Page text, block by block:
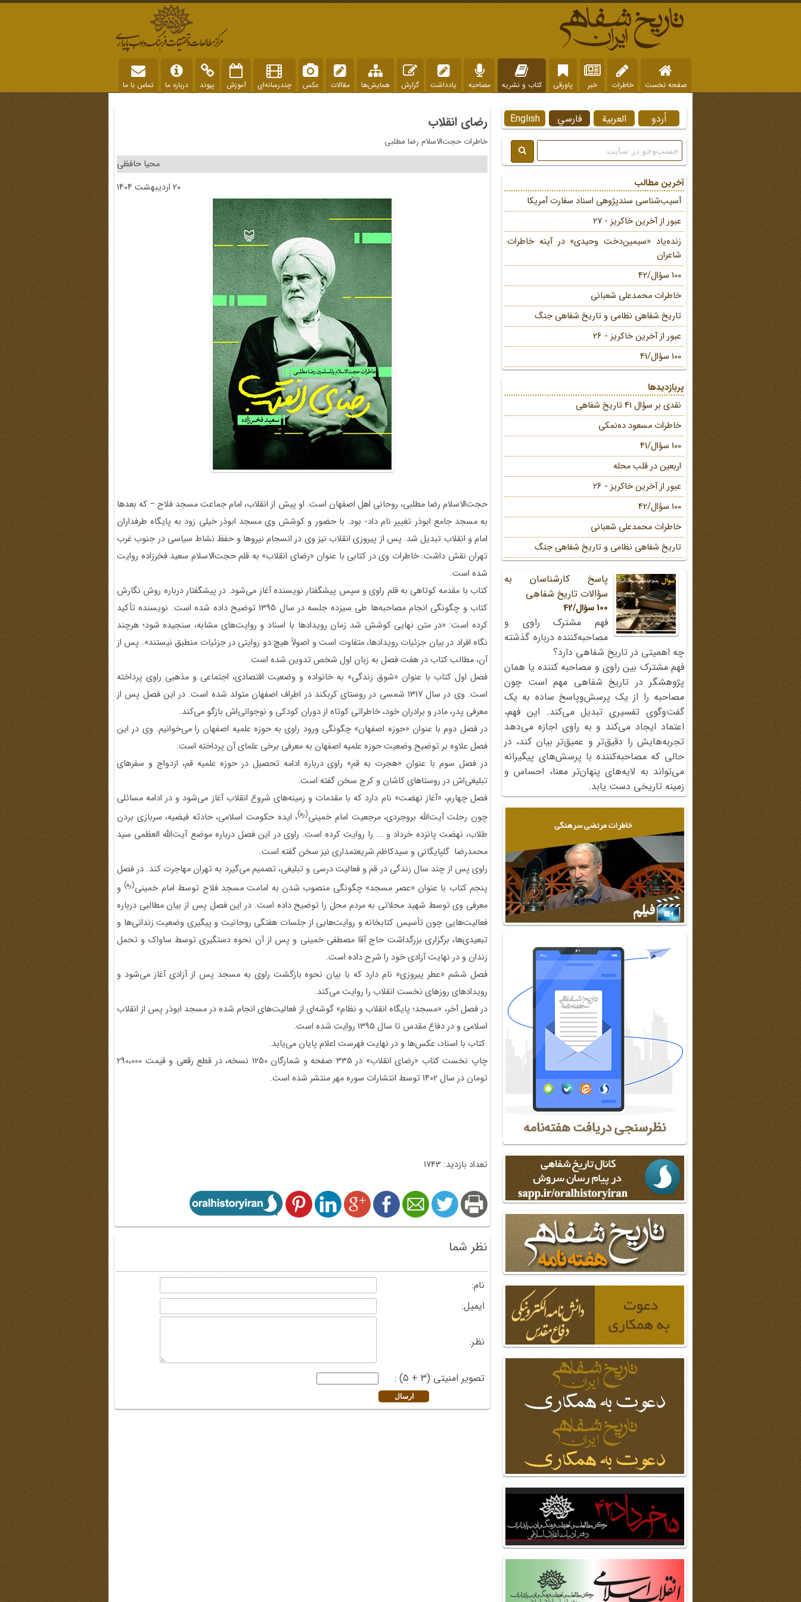
صفحه نخست خاطرات خبر پاورقی کتاب و نشریه مصاحبه یادداشت گزارش همایش‌ها مقالات عکس چندرسانه‌ای آموزش پیوند درباره ما تماس با ما
رضای انقلاب
خاطرات حجت‌الاسلام رضا مطلبی
محیا حافظی
20 اردیبهشت 1404
حجت‌الاسلام رضا مطلبی، روحانی اهل اصفهان است. او پیش از انقلاب، امام جماعت مسجد فلاح – که بعدها
به مسجد جامع ابوذر تغییر نام داد- بود. با حضور و کوشش وی مسجد ابوذر خیلی زود به پایگاه طرفداران
امام و انقلاب تبدیل شد. پس از پیروزی انقلاب نیز وی در انسجام نیروها و حفظ نشاط سیاسی در جنوب غرب
تهران نقش داشت. خاطرات وی در کتابی با عنوان «رضای انقلاب» به قلم حجت‌الاسلام سعید فخرزاده روایت
شده است.
کتاب با مقدمه کوتاهی به قلم راوی و سپس پیشگفتار نویسنده آغاز می‌شود. در پیشگفتار درباره روش نگارش
کتاب و چگونگی انجام مصاحبه‌ها طی سیزده جلسه در سال 1395 توضیح داده شده است. نویسنده تأکید
کرده است: «در متن نهایی کوشش شد زمان رویدادها با اسناد و روایت‌های مشابه، سنجیده شود؛ هرچند
نگاه افراد در بیان جزئیات رویدادها، متفاوت است و اصولاً هیچ دو روایتی در جزئیات منطبق نیستند». پس از
آن، مطالب کتاب در هفت فصل به زبان اول شخص تدوین شده است.
فصل اول کتاب با عنوان «شوق زندگی» به خانواده و وضعیت اقتصادی، اجتماعی و مذهبی راوی پرداخته
است. وی در سال 1317 شمسی در روستای کربکند در اطراف اصفهان متولد شده است. در این فصل پس از
معرفی پدر، مادر و برادران خود، خاطراتی کوتاه از دوران کودکی و نوجوانی‌اش بازگو می‌کند.
در فصل دوم با عنوان «حوزه اصفهان» چگونگی ورود راوی به حوزه علمیه اصفهان را می‌خوانیم. وی در این
فصل علاوه بر توضیح وضعیت حوزه علمیه اصفهان به معرفی برخی علمای آن پرداخته است.
در فصل سوم با عنوان «هجرت به قم» راوی درباره ادامه تحصیل در حوزه علمیه قم، ازدواج و سفرهای
تبلیغی‌اش در روستاهای کاشان و کرج سخن گفته است.
فصل چهارم، «آغاز نهضت» نام دارد که با مقدمات و زمینه‌های شروع انقلاب آغاز می‌شود و در ادامه مسائلی
چون رحلت آیت‌الله بروجردی، مرجعیت امام خمینی(ره)، ایده حکومت اسلامی، حادثه فیضیه، سربازی بردن
طلاب، نهضت پانزده خرداد و ... را روایت کرده است. راوی در این فصل درباره موضع آیت‌الله العظمی سید
محمدرضا گلپایگانی و سیدکاظم شریعتمداری نیز سخن گفته است.
راوی پس از چند سال زندگی در قم و فعالیت درسی و تبلیغی، تصمیم می‌گیرد به تهران مهاجرت کند. در فصل
پنجم کتاب با عنوان «عصر مسجد» چگونگی منصوب شدن به امامت مسجد فلاح توسط امام خمینی(ره) و
معرفی وی توسط شهید محلاتی به مردم محل را توضیح داده است. در این فصل پس از بیان مطالبی درباره
فعالیت‌هایی چون تأسیس کتابخانه و روایت‌هایی از جلسات هفتگی روحانیت و پیگیری وضعیت زندانی‌ها و
تبعیدی‌ها، برگزاری بزرگداشت حاج آقا مصطفی خمینی و پس از آن نحوه دستگیری توسط ساواک و تحمل
زندان و در نهایت آزادی خود را شرح داده است.
فصل ششم «عطر پیروزی» نام دارد که با بیان نحوه بازگشت راوی به مسجد پس از آزادی آغاز می‌شود و
رویدادهای روزهای نخست انقلاب را روایت می‌کند.
در فصل آخر، «مسجد؛ پایگاه انقلاب و نظام» گوشه‌ای از فعالیت‌های انجام شده در مسجد ابوذر پس از انقلاب
اسلامی و در دفاع مقدس تا سال 1395 روایت شده است.
کتاب با اسناد، عکس‌ها و در نهایت فهرست اعلام پایان می‌یابد.
چاپ نخست کتاب «رضای انقلاب» در 335 صفحه و شمارگان 1250 نسخه، در قطع رقعی و قیمت 290،000
تومان در سال 1402 توسط انتشارات سوره مهر منتشر شده است.
تعداد بازدید: 1743
نظر شما
نام:
ایمیل:
نظر:
تصویر امنیتی (3 + 5) :
English فارسي العربية اُردو
آخرین مطالب
آسیب‌شناسی سندپژوهی اسناد سفارت آمریکا
عبور از آخرین خاکریز - 27
زنده‌یاد «سیمین‌دخت وحیدی» در آینه خاطرات
شاعران
100 سؤال/42
خاطرات محمد‌علی شعبانی
تاریخ شفاهی نظامی و تاریخ شفاهی جنگ
عبور از آخرین خاکریز - 26
100 سؤال/41
پربازدیدها
نقدی بر سؤال 41 تاریخ شفاهی
خاطرات مسعود ده‌نمکی
100 سؤال/41
اربعین در قلب محله
عبور از آخرین خاکریز - 26
100 سؤال/42
خاطرات محمد‌علی شعبانی
تاریخ شفاهی نظامی و تاریخ شفاهی جنگ
پاسخ کارشناسان به
سؤالات تاریخ شفاهی
100 سؤال/42
فهم مشترک راوی و
مصاحبه‌کننده درباره گذشته
چه اهمیتی در تاریخ شفاهی دارد؟
فهم مشترک بین راوی و مصاحبه کننده یا همان
پژوهشگر در تاریخ شفاهی مهم است چون
مصاحبه را از یک پرسش‌وپاسخ ساده به یک
گفت‌وگوی تفسیری تبدیل می‌کند. این فهم،
اعتماد ایجاد می‌کند و به راوی اجازه می‌دهد
تجربه‌هایش را دقیق‌تر و عمیق‌تر بیان کند، در
حالی که مصاحبه‌کننده با پرسش‌های پیگیرانه
می‌تواند به لایه‌های پنهان‌تر معنا، احساس و
زمینه تاریخی دست یابد.